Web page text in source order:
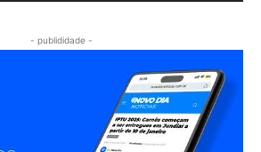
- publididade -